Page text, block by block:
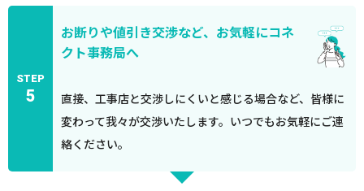
STEP
5
お断りや値引き交渉など、お気軽にコネ
クト事務局へ
直接、工事店と交渉しにくいと感じる場合など、皆様に
変わって我々が交渉いたします。いつでもお気軽にご連
絡ください。